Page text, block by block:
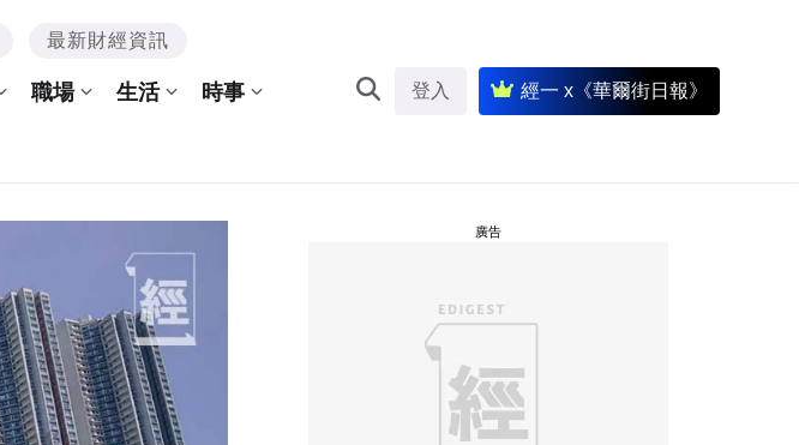
最新財經資訊
職場 生活 時事 登入 經一 x《華爾街日報》
廣告